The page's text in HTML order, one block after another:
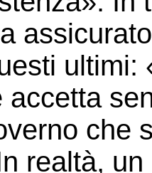
ultimi:
accetta
che
realtà,